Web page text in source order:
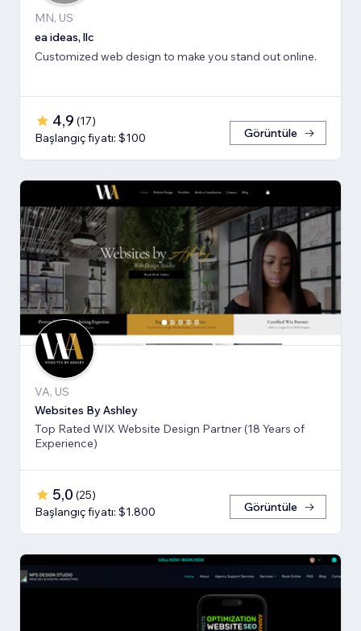
MN, US
ea ideas, llc
Customized web design to make you stand out online.
4,9 (17)
Başlangıç fiyatı: $100
Görüntüle
VA, US
Websites By Ashley
Top Rated WIX Website Design Partner (18 Years of
Experience)
5,0 (25)
Başlangıç fiyatı: $1.800
Görüntüle